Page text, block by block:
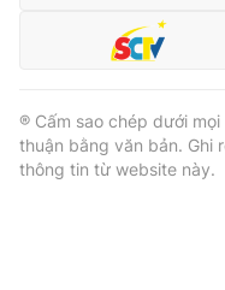
® Cấm sao chép dưới
thuận bằng văn bản. Ghi
thông tin từ website này.